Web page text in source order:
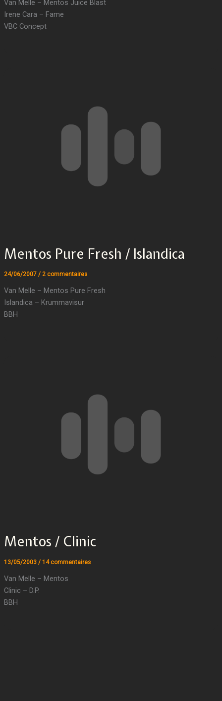
Van Melle – Mentos Juice Blast
Irene Cara – Fame
VBC Concept
Mentos Pure Fresh / Islandica
24/06/2007 / 2 commentaires
Van Melle – Mentos Pure Fresh
Islandica – Krummavisur
BBH
Mentos / Clinic
13/05/2003 / 14 commentaires
Van Melle – Mentos
Clinic – D.P.
BBH